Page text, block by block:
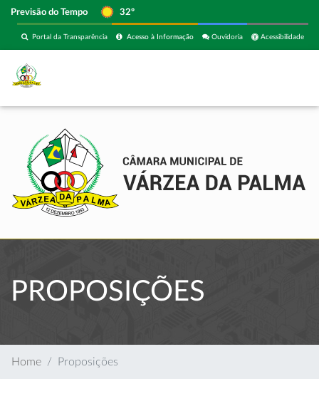
Previsão do Tempo 32º
Acessibilidade
Ouvidoria
Acesso à Informação
Portal da Transparência
PROPOSIÇÕES
Home Proposições